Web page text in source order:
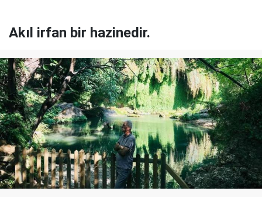
Akıl irfan bir hazinedir.